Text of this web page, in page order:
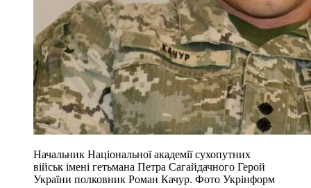
Начальник Національної академії сухопутних
військ імені гетьмана Петра Сагайдачного Герой
України полковник Роман Качур. Фото Укрінформ